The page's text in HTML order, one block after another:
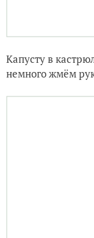
Капусту в